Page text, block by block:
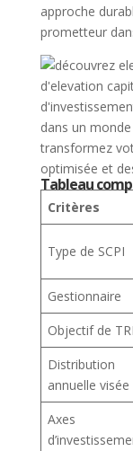
approche
prometteur
Tableau
Critères
Type de SCPI
Gestionnaire
Objectif de TRI
Distribution
annuelle visée
Axes